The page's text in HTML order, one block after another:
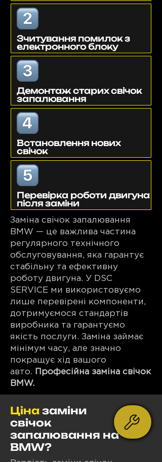
Зчитування помилок з
електронного блоку
Демонтаж старих свічок
запалювання
Встановлення нових
свічок
Перевірка роботи двигуна
після заміни
Заміна свічок запалювання
BMW — це важлива частина
регулярного технічного
обслуговування, яка гарантує
стабільну та ефективну
роботу двигуна. У DSC
SERVICE ми використовуємо
лише перевірені компоненти,
дотримуємося стандартів
виробника та гарантуємо
якість послуги. Заміна займає
мінімум часу, але значно
покращує хід вашого
авто.
Професійна заміна свічок
BMW.
Ціна заміни
свічок
запалювання на
BMW?